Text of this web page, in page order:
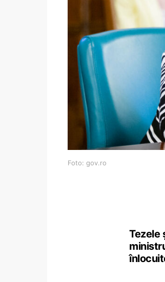
Foto: gov.ro
Tezele